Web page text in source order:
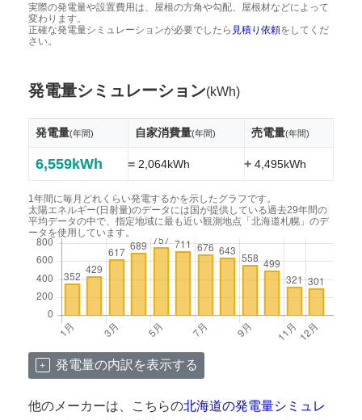
実際の発電量や設置費用は、屋根の方角や勾配、屋根材などによって
変わります。
正確な発電量シミュレーションが必要でしたら 見積り依頼をしてくだ
さい。
発電量シミュレーション(kWh)
発電量(年間) 自家消費量(年間) 売電量(年間)
6,559kWh =2,064kWh +4,495kWh
1年間に毎月どれくらい発電するかを示したグラフです。
太陽エネルギー(日射量)のデータには国が提供している過去29年間の
平均データの中で、指定地域に最も近い観測地点「北海道札幌」のデ
ータを使用しています。
発電量の内訳を表示する
他のメーカーは、こちらの北海道の発電量シミュレ